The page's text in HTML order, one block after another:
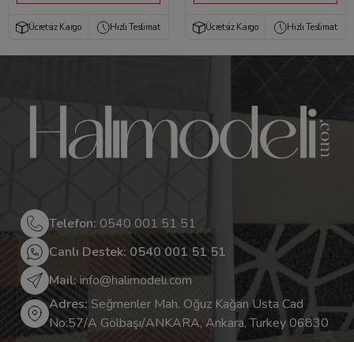
Ücretsiz Kargo Hızlı Teslimat Ücretsiz Kargo Hızlı Teslimat
Telefon: 0540 001 51 51
Canlı Destek: 0540 001 51 51
Mail:info@halimodeli.com
Adres: Seğmenler Mah. Oğuz Kağan Usta Cad
No:57/A Gölbaşı/ANKARA, Ankara, Turkey 06830